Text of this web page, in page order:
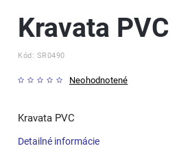
Kravata PVC
Kód: SR0490
Neohodnotené
Kravata PVC
Detailné informácie